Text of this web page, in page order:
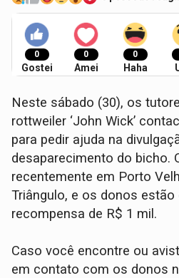
0
Gostei
0
Amei
0
Haha
Neste sábado (30), os
rottweiler ‘John Wick’
para pedir ajuda na
desaparecimento do bicho.
recentemente em Porto
Triângulo, e os donos
recompensa de R$ 1 mil.
Caso você encontre ou
em contato com os donos